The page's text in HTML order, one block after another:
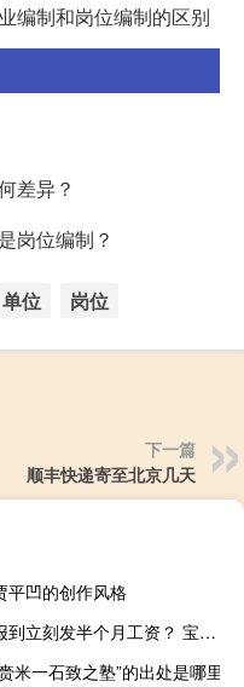
编制和岗位编制的区别
差异？
岗位编制？
单位 岗位
下一篇
顺丰快递寄至北京几天
平凹的创作风格
报到立刻发半个月工资？ 宝能汽车开始招聘
米一石致之塾”的出处是哪里